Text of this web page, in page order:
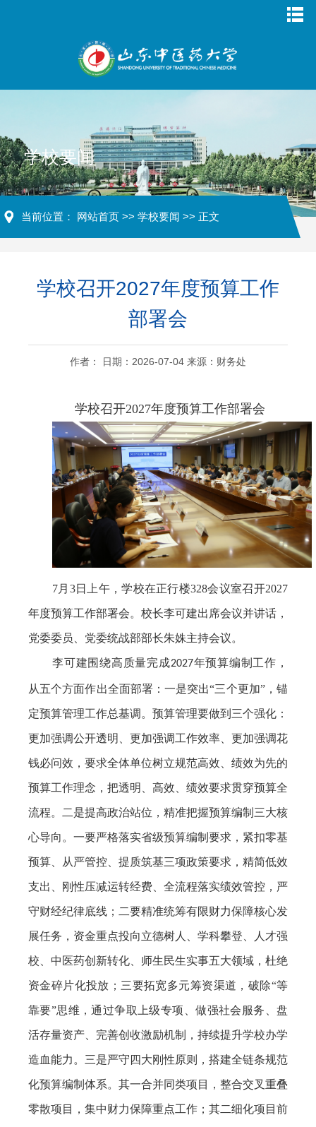
学校要闻
当前位置： 网站首页 >> 学校要闻 >> 正文
学校召开2027年度预算工作
部署会
作者： 日期：2026-07-04 来源：财务处
学校召开2027年度预算工作部署会
7月 3日上午，学校在正行楼328会议室召开2027
年度预算工作部署会。校长李可建出席会议并讲话，
党委委员、党委统战部部长朱姝主持会议。
李可建围绕高质量完成2027年预算编制工作，
从五个方面作出全面部署：一是突出“三个更加”，锚
定预算管理工作总基调。预算管理要做到三个强化：
更加强调公开透明、更加强调工作效率、更加强调花
钱必问效，要求全体单位树立规范高效、绩效为先的
预算工作理念，把透明、高效、绩效要求贯穿预算全
流程。二是提高政治站位，精准把握预算编制三大核
心导向。一要严格落实省级预算编制要求，紧扣零基
预算、从严管控、提质筑基三项政策要求，精简低效
支出、刚性压减运转经费、全流程落实绩效管控，严
守财经纪律底线；二要精准统筹有限财力保障核心发
展任务，资金重点投向立德树人、学科攀登、人才强
校、中医药创新转化、师生民生实事五大领域，杜绝
资金碎片化投放；三要拓宽多元筹资渠道，破除“等
靠要”思维，通过争取上级专项、做强社会服务、盘
活存量资产、完善创收激励机制，持续提升学校办学
造血能力。三是严守四大刚性原则，搭建全链条规范
化预算编制体系。其一合并同类项目，整合交叉重叠
零散项目，集中财力保障重点工作；其二细化项目前